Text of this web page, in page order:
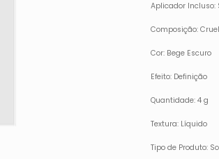
Aplicador Incluso:
Composição:
Cor: Bege Escuro
Efeito: Definição
Quantidade: 4 g
Textura: Líquido
Tipo de Produto: